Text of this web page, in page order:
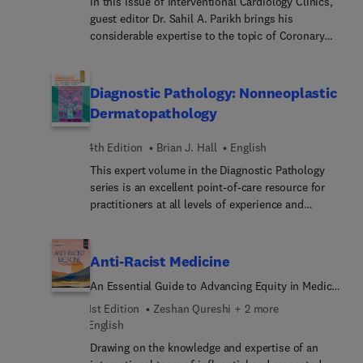
guest editor Dr. Sahil A. Parikh brings his
considerable expertise to the topic of Coronary
coronary drug eluting stents: summary of clinical
data; next generation drug delivery systems and
drugs for vascular intervention; endovascular drug
interventionalist must know; and much more.
Diagnostic Pathology: Nonneoplastic
Dermatopathology
4th Edition Brian J. Hall
English
This expert volume in the Diagnostic Pathology
series is an excellent point-of-care resource for
practitioners at all levels of experience and
encountered, it incorporates the most recent
the field to provide a comprehensive overview of
all key issues relevant to today’s practice.
Succinctly written, richly illustrated, and easy to
use, Diagnostic Pathology: Nonneoplastic
Dermatopathology, fourth edition, is a one-stop
Anti-Racist Medicine
An Essential Guide to Advancing Equity in Medical
Education, Research, Technology, Policy, and
Practice
1st Edition
Zeshan Qureshi + 2 more
English
Drawing on the knowledge and expertise of an